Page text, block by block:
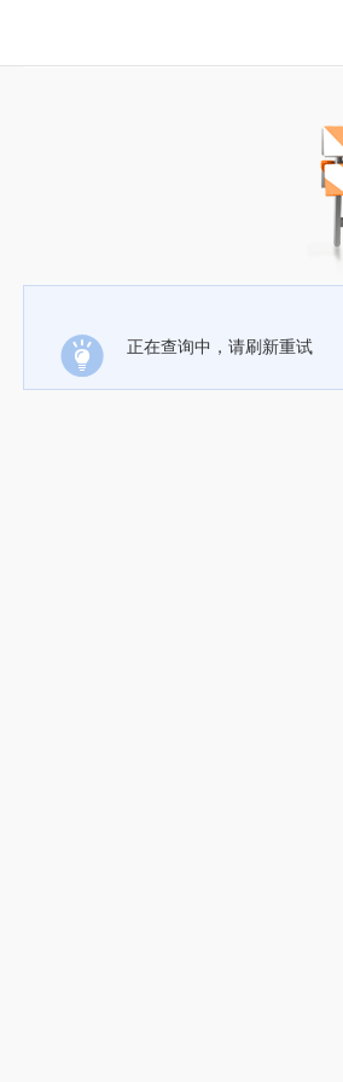
正在查询中，请刷新重试